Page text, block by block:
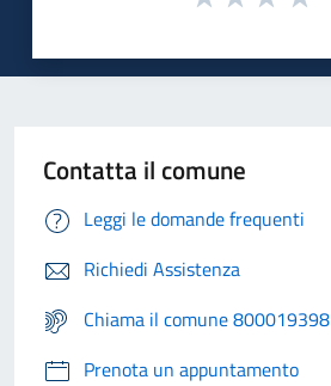
Contatta il comune
Leggi le domande frequenti
Richiedi Assistenza
Chiama il comune 800019398
Prenota un appuntamento